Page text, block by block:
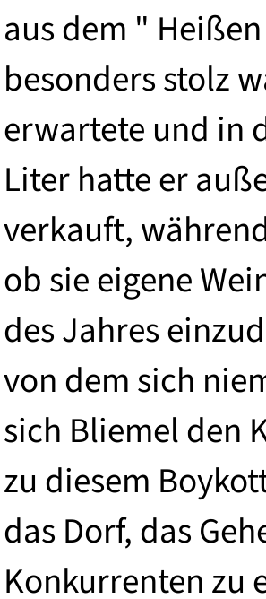
aus dem "
besonders stolz
erwartete und in
Liter hatte er
verkauft,
ob sie eigene
des Jahres
von dem sich
sich Bliemel den
zu diesem
das Dorf, das
Konkurrenten zu